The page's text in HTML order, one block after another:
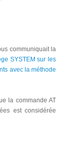
communiquait la
SYSTEM sur les
avec la méthode
la commande AT
est considérée